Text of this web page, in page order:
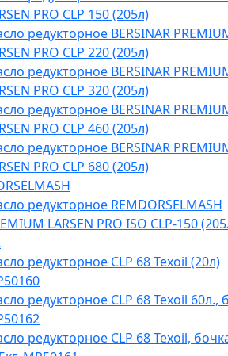
PRO CLP 150 (205л)
редукторное BERSINAR
PRO CLP 220 (205л)
редукторное BERSINAR
PRO CLP 320 (205л)
редукторное BERSINAR
PRO CLP 460 (205л)
редукторное BERSINAR
PRO CLP 680 (205л)
редукторное REMDORSELMASH
LARSEN PRO ISO CLP-150
редукторное CLP 68 Texoil (20л)
редукторное CLP 68 Texoil 60л.,
редукторное CLP 68 Texoil,